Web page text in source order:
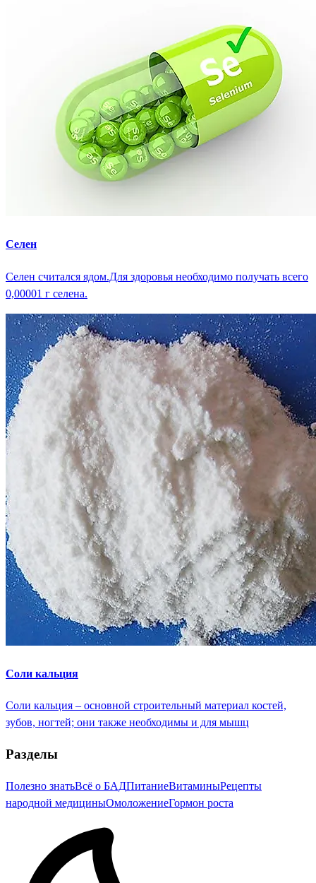
Селен
Селен считался ядом.Для здоровья необходимо получать всего
0,00001 г селена.
Соли кальция
Соли кальция – основной строительный материал костей,
зубов, ногтей; они также необходимы и для мышц
Разделы
Полезно знатьВсё о БАДПитаниеВитаминыРецепты
народной медициныОмоложениеГормон роста